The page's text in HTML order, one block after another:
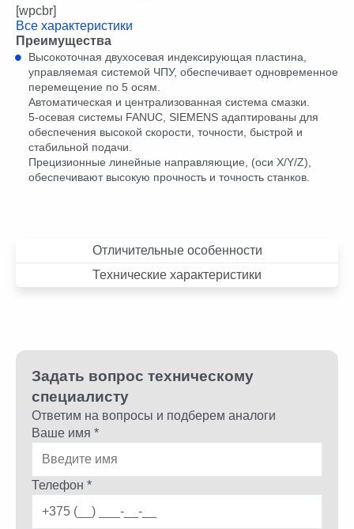
[wpcbr]
Все характеристики
Преимущества
Высокоточная двухосевая индексирующая пластина,
управляемая системой ЧПУ, обеспечивает одновременное
перемещение по 5 осям.
Автоматическая и централизованная система смазки.
5-осевая системы FANUC, SIEMENS адаптированы для
обеспечения высокой скорости, точности, быстрой и
стабильной подачи.
Прецизионные линейные направляющие, (оси X/Y/Z),
обеспечивают высокую прочность и точность станков.
Отличительные особенности
Технические характеристики
Задать вопрос техническому
специалисту
Ответим на вопросы и подберем аналоги
Ваше имя *
Телефон *